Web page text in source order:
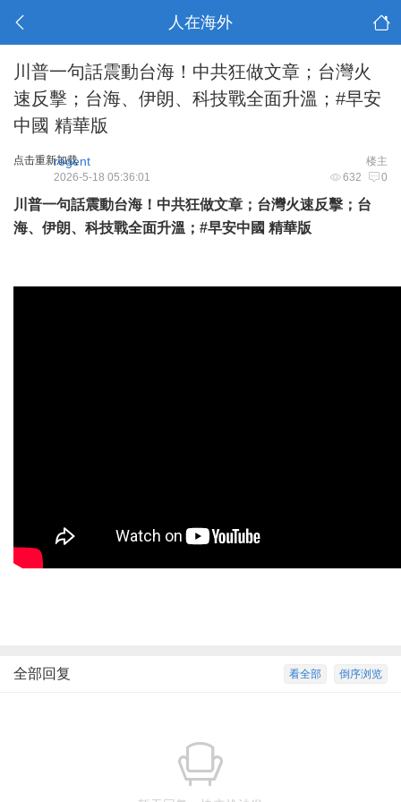
人在海外
川普一句話震動台海！中共狂做文章；台灣火
速反擊；台海、伊朗、科技戰全面升溫；#早安
中國 精華版
点击重新加载 楼主
regent
632 0
2026-5-18 05:36:01
川普一句話震動台海！中共狂做文章；台灣火速反擊；台
海、伊朗、科技戰全面升溫； #早安中國 精華版
倒序浏览
看全部
全部回复